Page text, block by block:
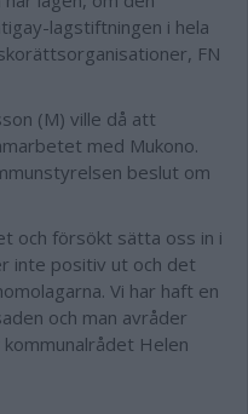
lagstiftningen i hela
FN
(M) ville då att
med Mukono.
beslut om
och försökt sätta oss in i
inte positiv ut och det
Vi har haft en
och man avråder
Helen